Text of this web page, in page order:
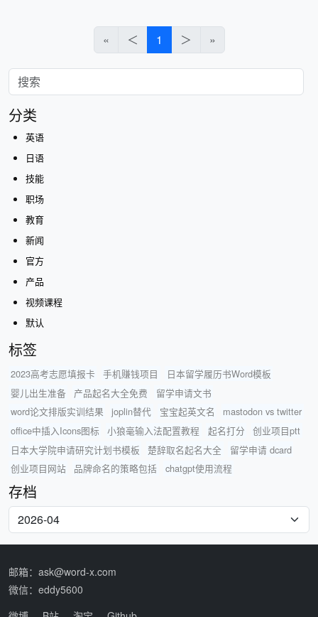
« ＜ 1 ＞ »
分类
英语
日语
技能
职场
教育
新闻
官方
产品
视频课程
默认
标签
2023高考志愿填报卡 手机赚钱项目
日本留学履历书Word模板
婴儿出生准备
产品起名大全免费
留学申请文书
word论文排版实训结果
joplin替代 宝宝起英文名
mastodon vs twitter
office中插入Icons图标
小狼毫输入法配置教程 起名打分
创业项目ptt
日本大学院申请研究计划书模板
楚辞取名起名大全
留学申请 dcard
创业项目网站
品牌命名的策略包括 chatgpt使用流程
存档
邮箱：ask@word-x.com
微信：eddy5600